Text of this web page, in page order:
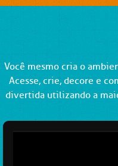
Você mesmo cria o
Acesse, crie, decore e
divertida utilizando a